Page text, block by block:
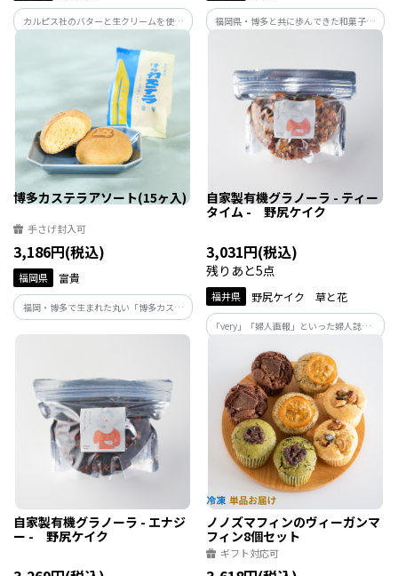
カルピス社のバターと生クリームを使用
福岡県・博多と共に歩んできた和菓子富
に・・・。
博多カステラアソート(15ヶ入)
手さげ封入可
3,186円(税込)
福岡県 富貴
福岡・博多で生まれた丸い「博多カステ
ラ」の3つの味が1箱に入りました！
自家製有機グラノーラ - ティー
タイム - 野尻ケイク
3,031円(税込)
残りあと5点
福井県 野尻ケイク 草と花
「very」「婦人画報」といった婦人誌から
にも多数掲載、エシカルスイーツのトッ
プを走る野尻ケイク。召し上がるみなさん
のシーンを思い浮かべ３つの味を表現。
自家製有機グラノーラ - エナジ
ー - 野尻ケイク
ノノズマフィンのヴィーガンマ
フィン8個セット
ギフト対応可